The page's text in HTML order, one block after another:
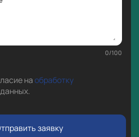
0/100
наобработку
.
заявку